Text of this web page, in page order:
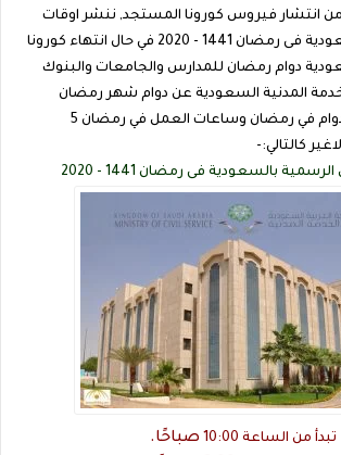
انتشار فيروس كورونا المستجد, ننشر اوقات
الدوام الرسمي بالسعودية فى رمضان 1441 - 2020 في حال انتهاء كورونا
دوام رمضان للمدارس والجامعات والبنوك
المدنية السعودية عن دوام شهر رمضان
المبارك وتقليص الدوام في رمضان وساعات العمل في رمضان 5
كالتالي:-
بالسعودية فى رمضان 1441 - 2020
تبدأ من الساعة 10:00
صباحًا.